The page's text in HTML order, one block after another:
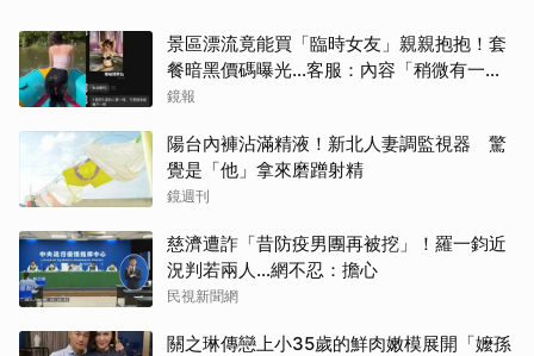
景區漂流竟能買「臨時女友」親親抱抱！套
餐暗黑價碼曝光…客服：內容「稍微有一點
尺度」
鏡報
陽台內褲沾滿精液！新北人妻調監視器 驚
覺是「他」拿來磨蹭射精
鏡週刊
慈濟遭詐「昔防疫男團再被挖」！羅一鈞近
況判若兩人…網不忍：擔心
民視新聞網
關之琳傳戀上小35歲的鮮肉嫩模展開「嬤孫